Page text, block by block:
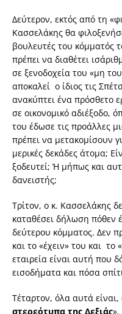
Δεύτερον, εκτός από τη
Κασσελάκης θα
βουλευτές του κόμματός
πρέπει να διαθέτει
σε ξενοδοχεία του «μη
αποκαλεί ο ίδιος τις
ανακύπτει ένα πρόσθετο
σε οικονομικό αδιέξοδο,
του έδωσε τις προάλλες
πρέπει να μετακομίσουν
μερικές δεκάδες άτομα;
ξοδευτεί; Ή μήπως και
δανειστής;
Τρίτον, ο κ. Κασσελάκης
καταθέσει δήλωση πόθεν
δεύτερου κόμματος. Δεν
και το «έχειν» του και το
εταιρεία είναι αυτή που
εισοδήματα και πόσα
Τέταρτον, όλα αυτά είναι,
στερεότυπα της Δεξιάς